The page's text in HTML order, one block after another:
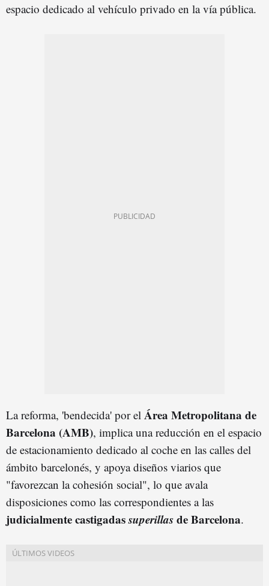
espacio dedicado al vehículo privado en la vía pública.
La reforma, 'bendecida' por el Área Metropolitana de
Barcelona (AMB), implica una reducción en el espacio
de estacionamiento dedicado al coche en las calles del
ámbito barcelonés, y apoya diseños viarios que
"favorezcan la cohesión social", lo que avala
disposiciones como las correspondientes a las
judicialmente castigadassuperillasde Barcelona.